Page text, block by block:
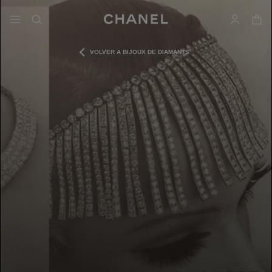
- navegación principal
buscar cuenta
VOLVER A BIJOUX DE DIAMANTS